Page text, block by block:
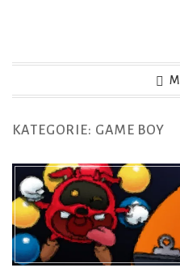
Game Not
KATEGORIE: GAME BOY